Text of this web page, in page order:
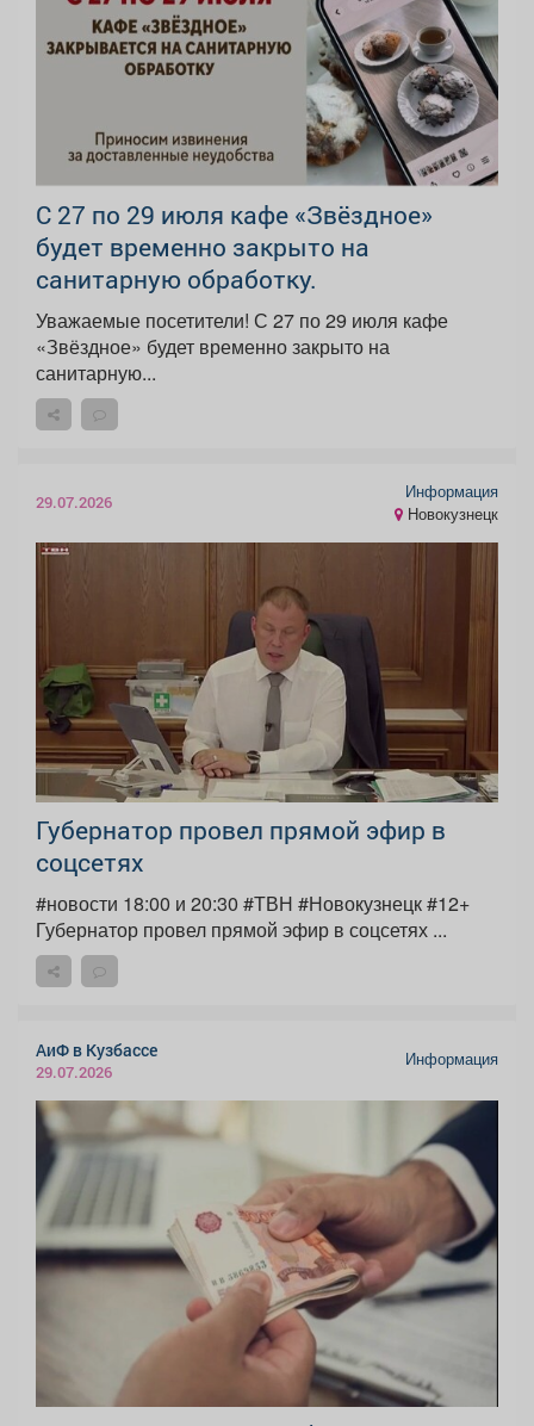
С 27 по 29 июля кафе «Звёздное»
будет временно закрыто на
санитарную обработку.
Уважаемые посетители! С 27 по 29 июля кафе
«Звёздное» будет временно закрыто на
санитарную...
29.07.2026
Информация
Новокузнецк
Губернатор провел прямой эфир в
соцсетях
#новости 18:00 и 20:30 #ТВН #Новокузнецк #12+
Губернатор провел прямой эфир в соцсетях ...
АиФ в Кузбассе
29.07.2026
Информация